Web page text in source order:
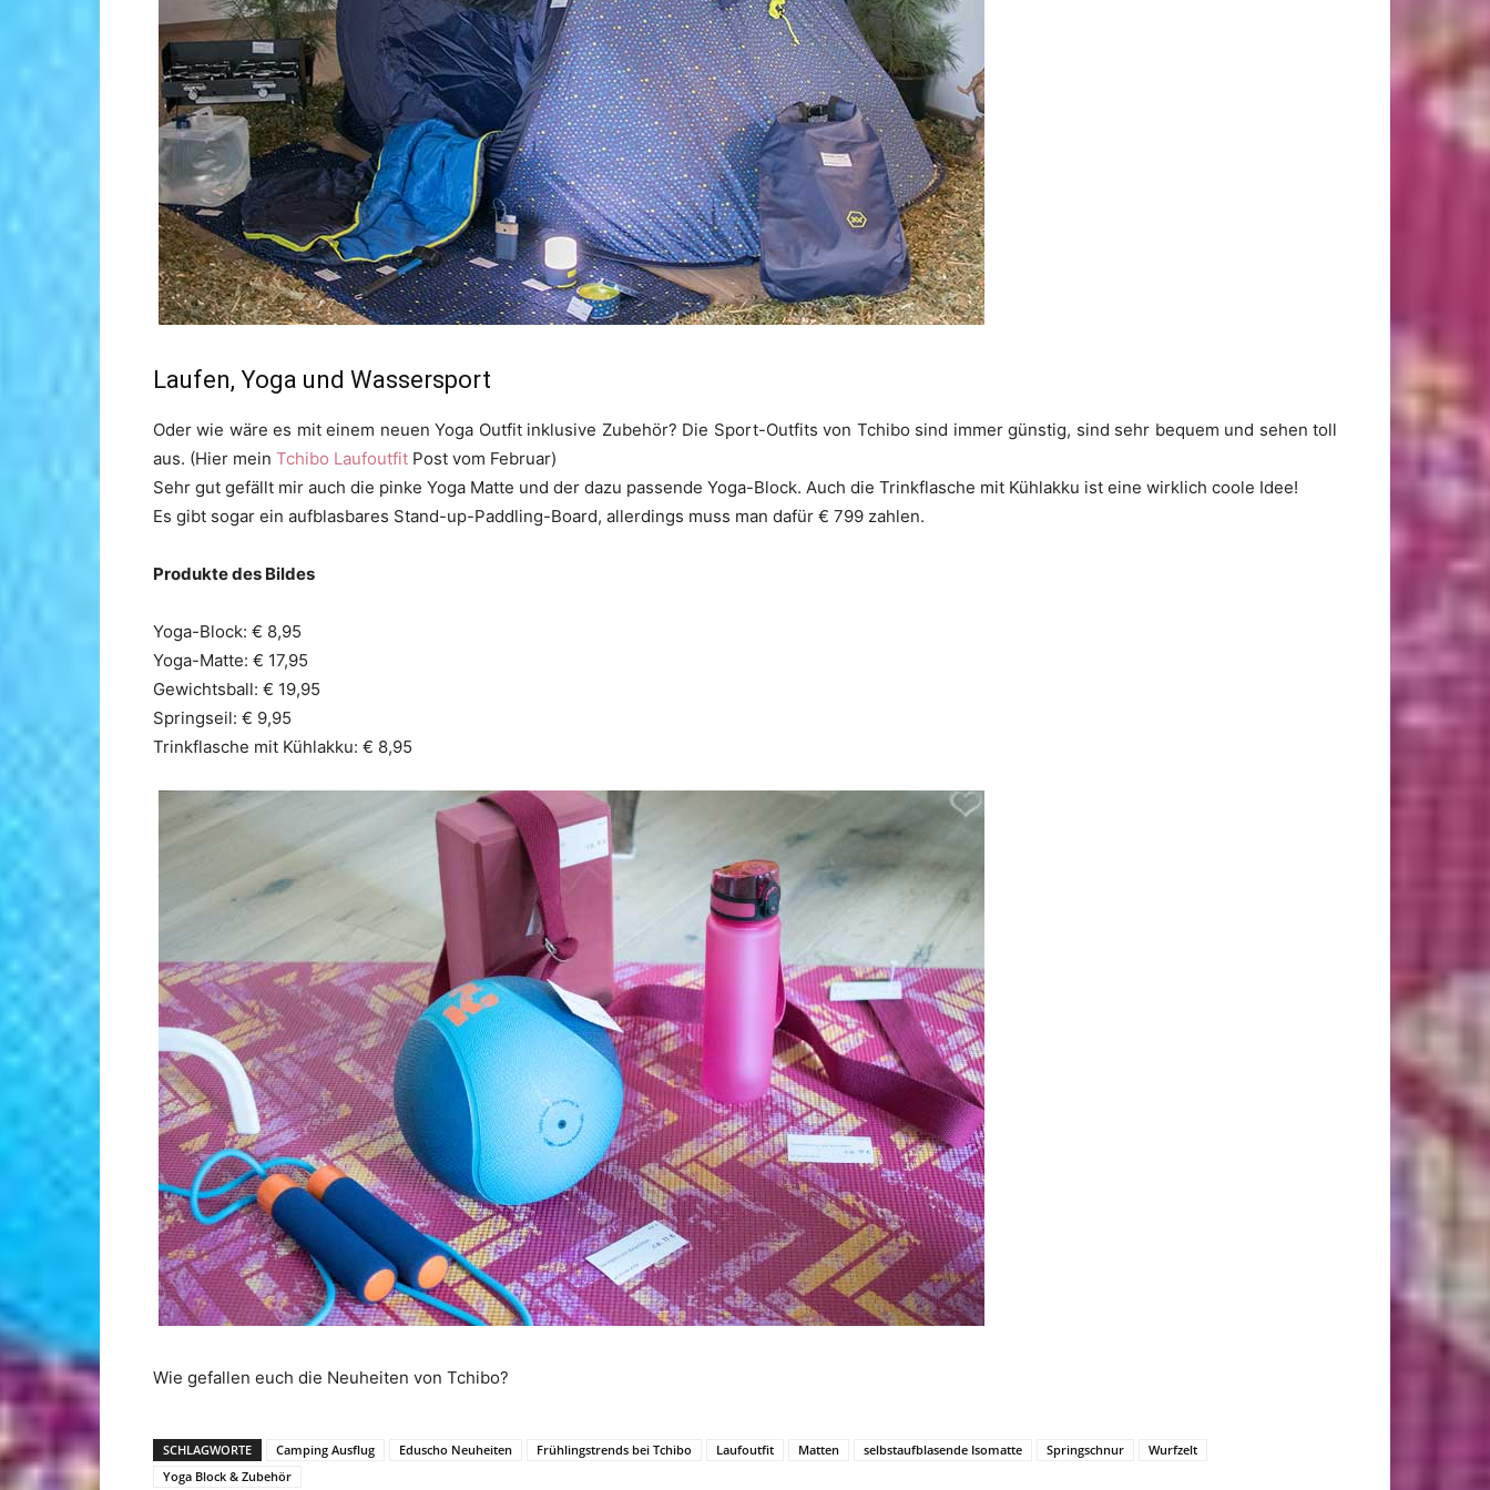
Laufen, Yoga und Wassersport
Oder wie wäre es mit einem neuen Yoga Outfit inklusive Zubehör? Die Sport-Outfits von Tchibo sind immer günstig, sind sehr bequem und sehen toll
aus. (Hier mein Tchibo Laufoutfit Post vom Februar)
Sehr gut gefällt mir auch die pinke Yoga Matte und der dazu passende Yoga-Block. Auch die Trinkflasche mit Kühlakku ist eine wirklich coole Idee!
Es gibt sogar ein aufblasbares Stand-up-Paddling-Board, allerdings muss man dafür € 799 zahlen.
Produkte des Bildes
Yoga-Block: € 8,95
Yoga-Matte: € 17,95
Gewichtsball: € 19,95
Springseil: € 9,95
Trinkflasche mit Kühlakku: € 8,95
Wie gefallen euch die Neuheiten von Tchibo?
SCHLAGWORTE Camping Ausflug Eduscho Neuheiten Frühlingstrends bei Tchibo Laufoutfit Matten selbstaufblasende Isomatte Springschnur
Wurfzelt
Yoga Block & Zubehör